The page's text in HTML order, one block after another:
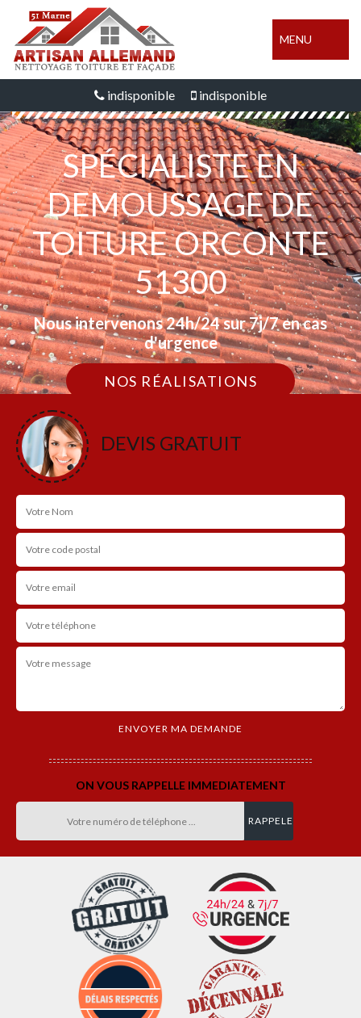
MENU
indisponible indisponible
SPÉCIALISTE EN
DEMOUSSAGE DE
TOITURE ORCONTE
51300
Nous intervenons 24h/24 sur 7j/7 en cas
d'urgence
NOS RÉALISATIONS
DEVIS GRATUIT
ON VOUS RAPPELLE IMMEDIATEMENT